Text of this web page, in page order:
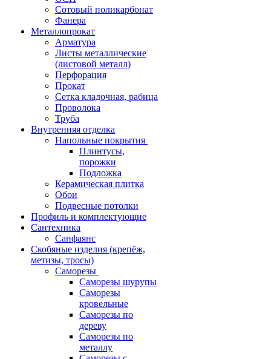
Сотовый поликарбонат
Фанера
Металлопрокат
Арматура
Листы металлические
(листовой металл)
Перфорация
Прокат
Сетка кладочная, рабица
Проволока
Труба
Внутренняя отделка
Напольные покрытия
Плинтусы,
порожки
Подложка
Керамическая плитка
Обои
Подвесные потолки
Профиль и комплектующие
Сантехника
Санфаянс
Скобяные изделия (крепёж,
метизы, тросы)
Саморезы
Саморезы шурупы
Саморезы
кровельные
Саморезы по
дереву
Саморезы по
металлу